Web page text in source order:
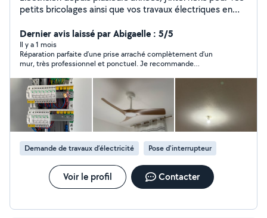
petits bricolages ainsi que vos travaux électriques en
de tableau électrique, prises et éclairages, mise aux
normes, installation de luminaires, dépannage de
pannes, motorisation, petits travaux et domotique.
Sérieux, réactif et soigneux, je privilégie un travail propre
avec des explications claires et des tarifs cohérents.
J'interviens aussi bien pour des petites interventions
rapides que pour des projets plus complets. N'hésitez
pas à me contacter pour échanger sur votre besoin ou
obtenir un devis gratuit.
Dernier avis laissé par Abigaelle : 5/5
Il y a 1 mois
Réparation parfaite d’une prise arraché complètement d’un
mur, très professionnel et ponctuel. Je recommande
Demande de travaux d’électricité Pose d'interrupteur
Voir le profil Contacter